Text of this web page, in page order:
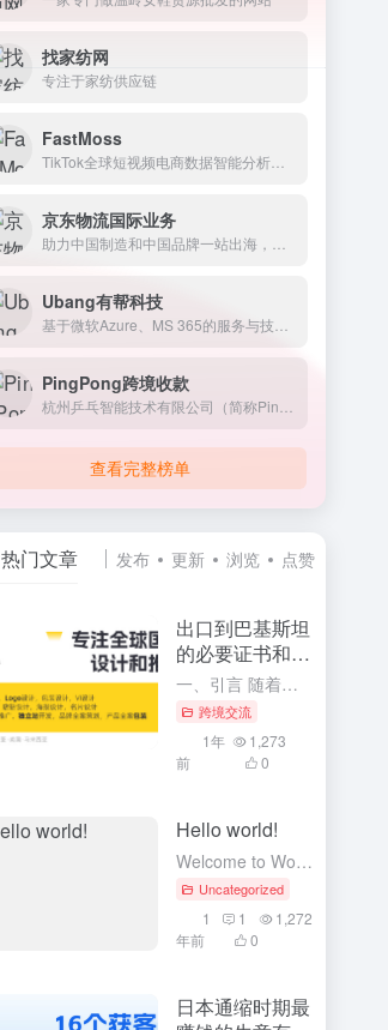
找家纺网
专注于家纺供应链
FastMoss
京东物流国际业务
Ubang有帮科技
PingPong跨境收款
查看完整榜单
热门文章 发布 更新 浏览 点赞
出口到巴基斯坦
的必要证书和流
程
一、引言 随着全球化贸易的深入发展，中国与巴基斯坦的贸易往来日益频繁。对于中国企业而言，了解并掌握出口到巴基斯坦的必要证书和流程，是确保产品顺利通关、进入巴基斯坦市场的重要前提。本文将详细介绍出口到巴...
跨境交流
1年
前
1,273
0
Hello world!
Welcome to WordPress. This is your first post. Edit or delete it, then start writing!
Uncategorized
1
年前
1
1,272
0
日本通缩时期最